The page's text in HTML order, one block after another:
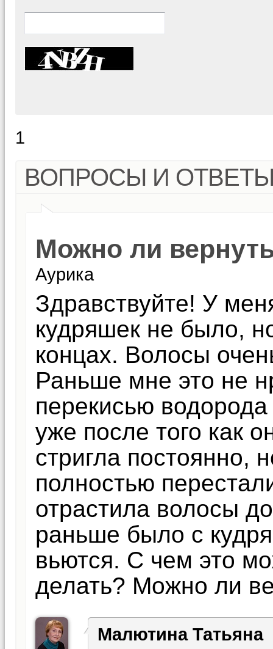
1
ВОПРОСЫ И
Можно ли
Аурика
Здравствуйте! У
кудряшек не было,
концах. Волосы
Раньше мне это не
перекисью
уже после того как
стригла постоянно,
полностью
отрастила волосы
раньше было с
вьются. С чем это
делать? Можно ли
Малютина Татьяна